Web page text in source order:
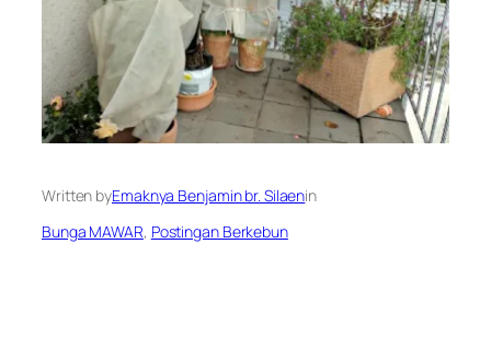
Written byEmaknya Benjamin br. Silaenin
Bunga MAWAR, Postingan Berkebun